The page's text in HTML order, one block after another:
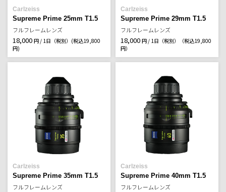
Carlzeiss
Supreme Prime 25mm T1.5
フルフレームレンズ
18,000 円 / 1日（税別） (税込19,800
円)
Carlzeiss
Supreme Prime 29mm T1.5
フルフレームレンズ
18,000 円 / 1日（税別）
（税込19,800
円）
Carlzeiss
Supreme Prime 35mm T1.5
フルフレームレンズ
Carlzeiss
Supreme Prime 40mm T1.5
フルフレームレンズ